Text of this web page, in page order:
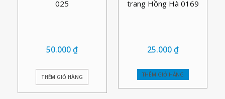
025
50.000₫
THÊM GIỎ HÀNG
trang Hồng Hà 0169
25.000₫
THÊM GIỎ HÀNG